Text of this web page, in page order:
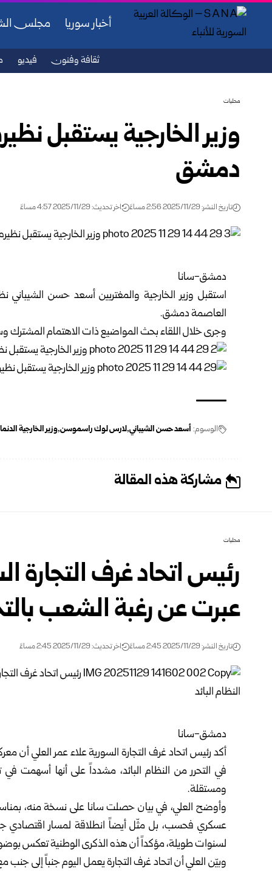
أخبار سوريا مجلس
ثقافة وفنون فيديو
محليات
وزير الخارجية يستقبل
دمشق
تاريخ النشر: 2025/11/29 2:56 مساءً اخر تحديث: 2025/11/29 4:57 مساءً
دمشق-سانا
استقبل وزير الخارجية والمغتربينأسعد حسن الشيباني
العاصمةدمشق.
وجرى خلال اللقاء بحث المواضيع ذات الاهتمام المشترك
الوسوم: أسعد حسن الشيباني لارس لوك راسموسن وزير الخارجية
مشاركة هذه المقالة
محليات
رئيس اتحاد غرف التجارة
عبرت عن رغبة الشعب
تاريخ النشر: 2025/11/29 2:45 مساءً اخر تحديث: 2025/11/29 2:45 مساءً
دمشق-سانا
أكد رئيس اتحادغرف التجارة السوريةعلاء عمر العلي أن
في التحرر من النظام البائد، مشدداً على أنها أسهمت
ومستقلة.
وأوضح العلي، في بيان حصلت سانا على نسخة منه،
عسكري فحسب، بل مثّل أيضاً انطلاقة لمسار اقتصادي
لسنوات طويلة، مؤكداً أن هذه الذكرى الوطنية تعكس
وبيّن العلي أن اتحاد غرف التجارة يعمل اليوم جنباً إلى